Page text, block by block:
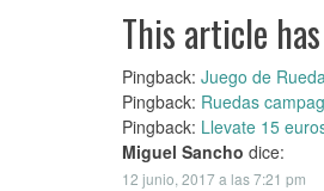
navigation
This article
Pingback: Juego de
Pingback: Ruedas
Pingback: Llevate 15
Miguel Sancho dice:
12 junio, 2017 a las 7:21 pm